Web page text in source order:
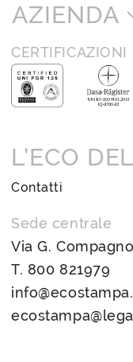
AZIENDA
CERTIFICAZIONI
L’ECO
Contatti
Sede centrale
Via G.
T. 800 821979